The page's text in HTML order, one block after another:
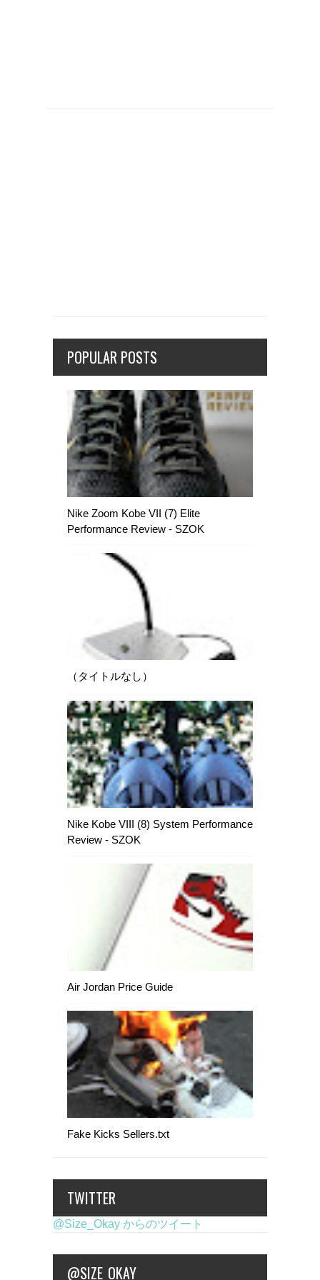
POPULAR POSTS
Nike Zoom Kobe VII (7) Elite
Performance Review - SZOK
（タイトルなし）
Nike Kobe VIII (8) System Performance
Review - SZOK
Air Jordan Price Guide
Fake Kicks Sellers.txt
TWITTER
@Size_Okay からのツイート
@SIZE_OKAY